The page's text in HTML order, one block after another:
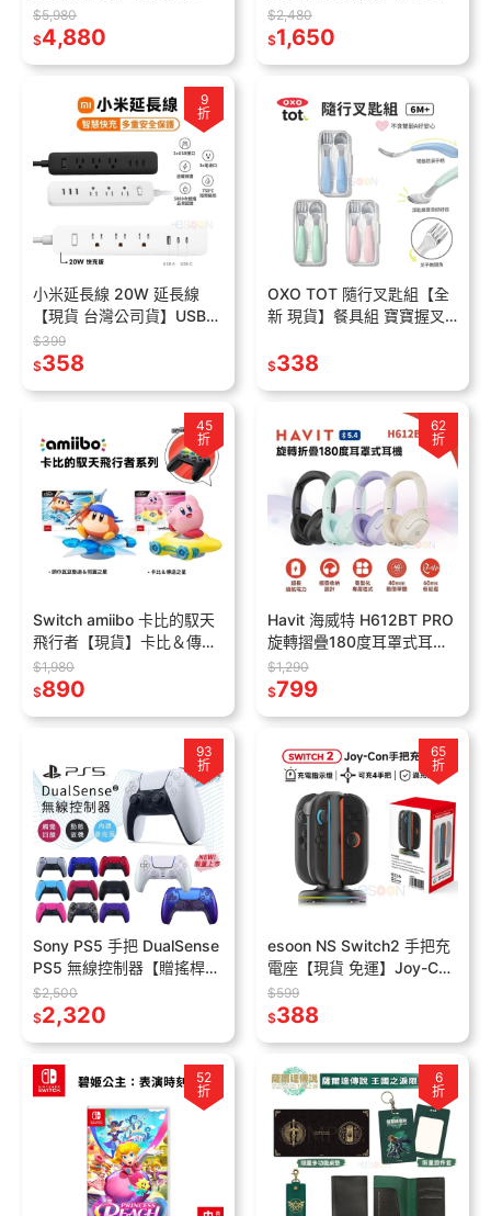
52-M7500cc 電動刮鬍刀
全機水洗 尾牙 禮物 薄荷色
$5,980
$4,880
界 中文版 NS2 遊戲片 公司
貨 卡比之星 卡比
$2,480
$1,650
9
折
小米延長線 20W 延長線
【現貨 台灣公司貨】USB
延長線 米家 插座 多孔延長
線 自動斷電 豆腐頭 快充頭
$399
$358
OXO TOT 隨行叉匙組【全
新 現貨】餐具組 寶寶握叉
子 湯匙 不鏽鋼 學習餐具 含
$338
45
折
Switch amiibo 卡比的馭天
飛行者【現貨】卡比＆傳送
之星 頭巾瓦豆魯迪＆羽翼之
星 NS2 星之卡比 公仔
$1,980
$890
62
折
Havit 海威特 H612BT PRO
旋轉摺疊180度耳罩式耳機
【現貨】折疊 旋轉設計 藍
牙耳機 支援 App
$1,290
$799
93
折
Sony PS5 手把 DualSense
PS5 無線控制器【贈搖桿
帽】PS5 控制器 台灣公司
貨 手把 PS5搖桿
$2,500
$2,320
65
折
esoon NS Switch2 手把充
電座【現貨 免運】Joy-Con
充電手把 自動斷電 NS2手
把 充電座 指示燈
$599
$388
52
折
6
折